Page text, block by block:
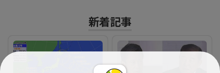
新着記事